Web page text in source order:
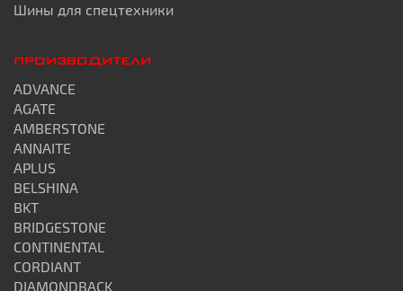
Шины для спецтехники
ПРОИЗВОДИТЕЛИ
ADVANCE
AGATE
AMBERSTONE
ANNAITE
APLUS
BELSHINA
BKT
BRIDGESTONE
CONTINENTAL
CORDIANT
DIAMONDBACK